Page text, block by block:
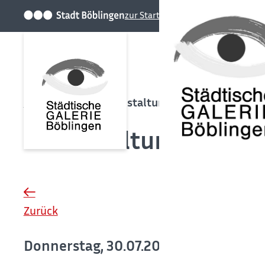
zur Startseite der Stadt
Startseite Veranstaltungen
Veranstaltungen
Zurück
Donnerstag, 30.07.2026